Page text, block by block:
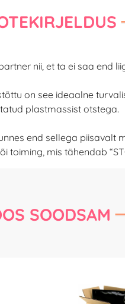
nii, et ta ei saa end
on see ideaalne
plastmassist otstega.
end sellega
toiming, mis tähendab
SOODSAM